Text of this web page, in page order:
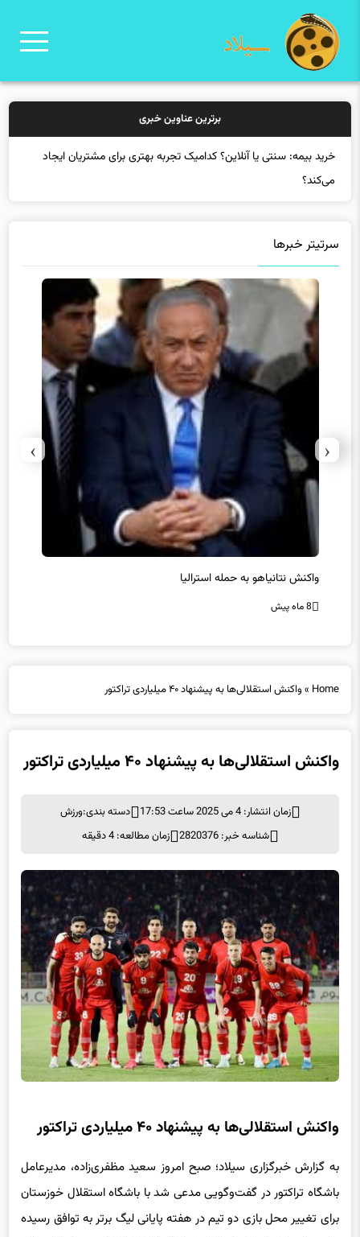
برترین عناوین خبری
واکنش نتانیاهو به حمله استرالیا
8 ماه پیش
زمان انتشار: 4 می 2025 ساعت 17:53 دسته بندی:ورزش
واکنش استقلالی‌ها به پیشنهاد ۴۰ میلیاردی تراکتور
به گزارش خبرگزاری سیلاد؛ صبح امروز سعید مظفری‌زاده، مدیرعامل
برای تغییر محل بازی دو تیم در هفته پایانی لیگ برتر به توافق رسیده
و این بازی به جای اهواز در تبریز برگزار خواهد شد تا پس از پایان بازی
جشن قهرمانی تراکتور برگزار شود.